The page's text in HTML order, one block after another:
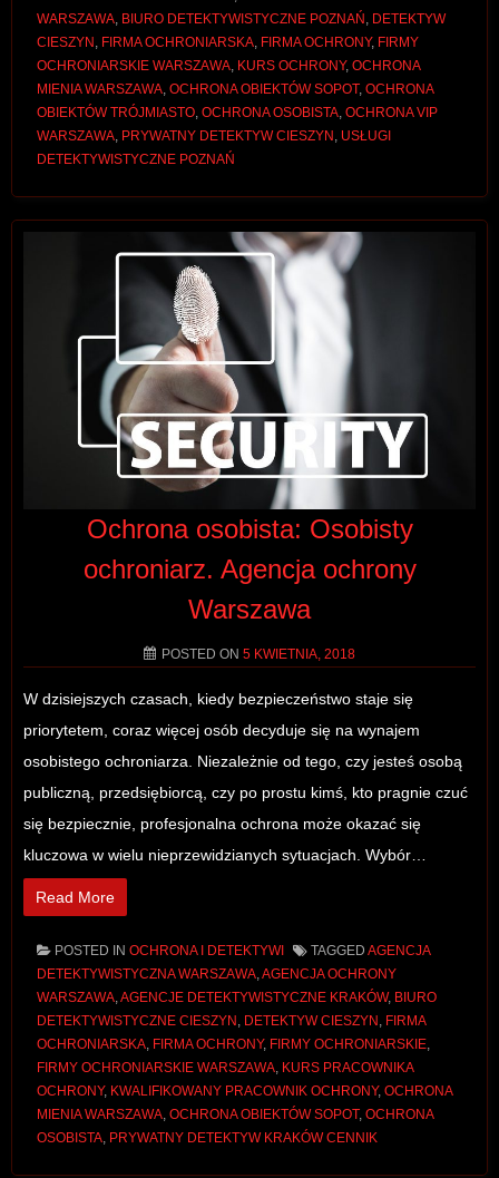
WARSZAWA, BIURO DETEKTYWISTYCZNE POZNAŃ , DETEKTYW
CIESZYN , FIRMA OCHRONIARSKA, FIRMA OCHRONY, FIRMY
OCHRONIARSKIE WARSZAWA, KURS OCHRONY, OCHRONA
MIENIA WARSZAWA, OCHRONA OBIEKTÓW SOPOT, OCHRONA
OBIEKTÓW TRÓJMIASTO, OCHRONA OSOBISTA, OCHRONA VIP
WARSZAWA, PRYWATNY DETEKTYW CIESZYN , USŁUGI
DETEKTYWISTYCZNE POZNAŃ
Ochrona osobista: Osobisty
ochroniarz. Agencja ochrony
Warszawa
POSTED ON 5 KWIETNIA, 2018
W dzisiejszych czasach, kiedy bezpieczeństwo staje się
priorytetem, coraz więcej osób decyduje się na wynajem
osobistego ochroniarza. Niezależnie od tego, czy jesteś osobą
publiczną, przedsiębiorcą, czy po prostu kimś, kto pragnie czuć
się bezpiecznie, profesjonalna ochrona może okazać się
kluczowa w wielu nieprzewidzianych sytuacjach. Wybór…
Read More
POSTED IN OCHRONA I DETEKTYWI TAGGED AGENCJA
DETEKTYWISTYCZNA WARSZAWA,AGENCJA OCHRONY
WARSZAWA,AGENCJE DETEKTYWISTYCZNE KRAKÓW, BIURO
DETEKTYWISTYCZNE CIESZYN , DETEKTYW CIESZYN , FIRMA
OCHRONIARSKA, FIRMA OCHRONY, FIRMY OCHRONIARSKIE,
FIRMY OCHRONIARSKIE WARSZAWA, KURS PRACOWNIKA
OCHRONY, KWALIFIKOWANY PRACOWNIK OCHRONY, OCHRONA
MIENIA WARSZAWA, OCHRONA OBIEKTÓW SOPOT, OCHRONA
OSOBISTA, PRYWATNY DETEKTYW KRAKÓW CENNIK